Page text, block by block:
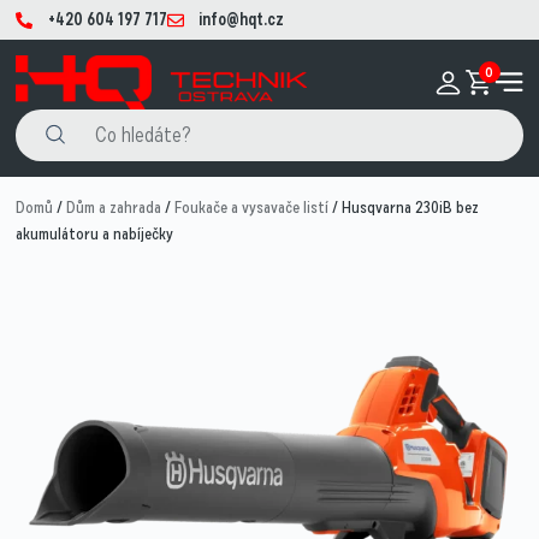
+420 604 197 717 info@hqt.cz
0
Domů /Dům a zahrada /Foukače a vysavače listí/ Husqvarna 230iB bez
akumulátoru a nabíječky